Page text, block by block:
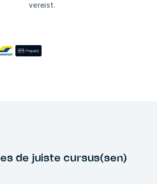
vereist.
de juiste cursus(sen)